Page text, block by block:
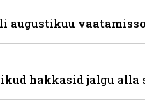
augustikuu
hakkasid jalgu alla